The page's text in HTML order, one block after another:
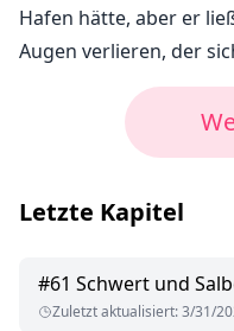
Hafen hätte, aber er
Augen verlieren, der
Letzte Kapitel
#61 Schwert und
Zuletzt aktualisiert:3/31/